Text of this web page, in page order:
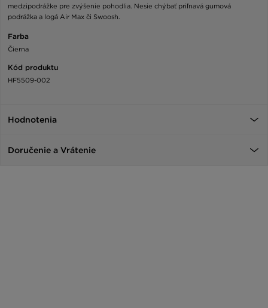
medzipodrážke pre zvýšenie pohodlia. Nesie chýbať priľnavá gumová
podrážka a logá Air Max či Swoosh.
Farba
Čierna
Kód produktu
HF5509-002
Hodnotenia
Doručenie a Vrátenie